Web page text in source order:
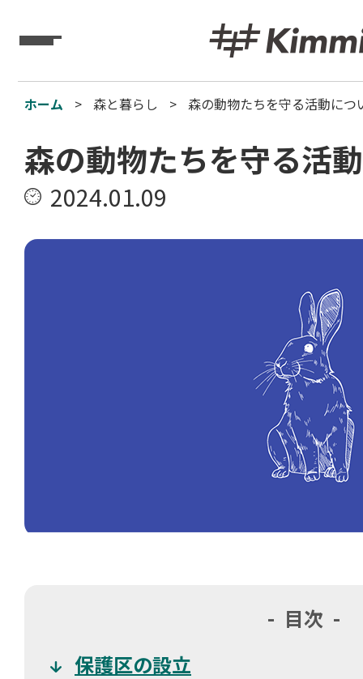
ホーム 森と暮らし 森の動物たちを守る活動につ
森の動物たちを守る活
2024.01.09
目次
保護区の設立